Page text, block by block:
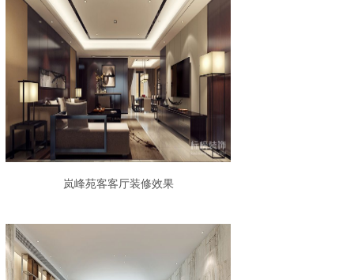
岚峰苑客客厅装修效果